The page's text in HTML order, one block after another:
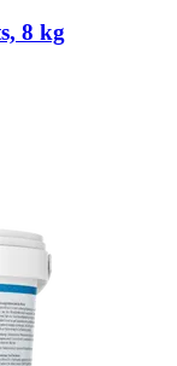
8 kg